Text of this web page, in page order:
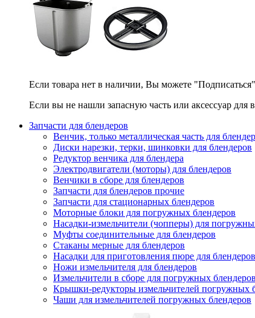
Если товара нет в наличии, Вы можете
Если вы не нашли запасную часть или аксессуар для
Запчасти для блендеров
Венчик, только металлическая часть для
Диски нарезки, терки, шинковки для блендеров
Редуктор венчика для блендера
Электродвигатели (моторы) для блендеров
Венчики в сборе для блендеров
Запчасти для блендеров прочие
Запчасти для стационарных блендеров
Моторные блоки для погружных блендеров
Насадки-измельчители (чопперы) для
Муфты соединительные для блендеров
Стаканы мерные для блендеров
Насадки для приготовления пюре для блендеров
Ножи измельчителя для блендеров
Измельчители в сборе для погружных блендеров
Крышки-редукторы измельчителей погружных
Чаши для измельчителей погружных блендеров